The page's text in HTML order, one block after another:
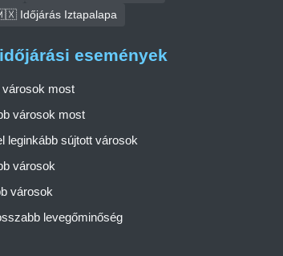
Időjárás Iztapalapa
események
városok most
városok most
leginkább sújtott városok
városok
városok
levegőminőség